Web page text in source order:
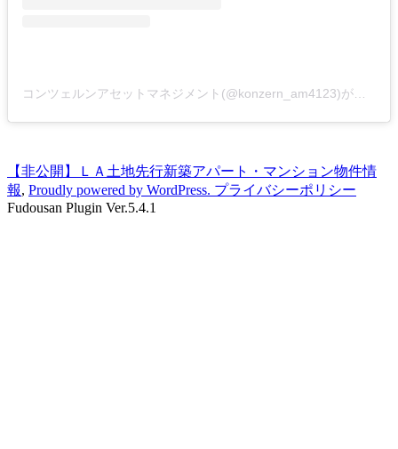
【非公開】ＬＡ土地先行新築アパート・マンション物件情
報, Proudly powered by WordPress. プライバシーポリシー
Fudousan Plugin Ver.5.4.1